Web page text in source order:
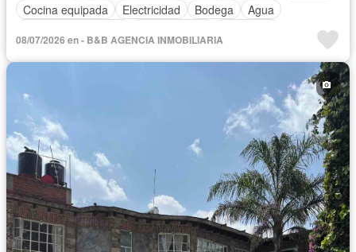
Cocina equipada
Electricidad Bodega
Agua
Recámara con closet
Conserje Parcialmente amueblado
08/07/2026 en - B&B AGENCIA INMOBILIARIA